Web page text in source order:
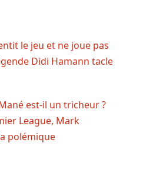
le jeu et ne joue pas
Didi Hamann tacle
est-il un tricheur ?
League, Mark
polémique